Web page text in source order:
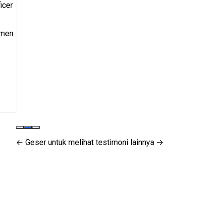
← Geser untuk melihat testimoni lainnya →